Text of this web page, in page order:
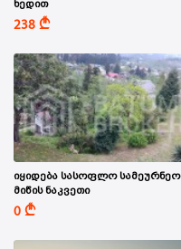
ხედით
238 A
იყიდება სასოფლო სამეურნეო
მიწის ნაკვეთი
0 A